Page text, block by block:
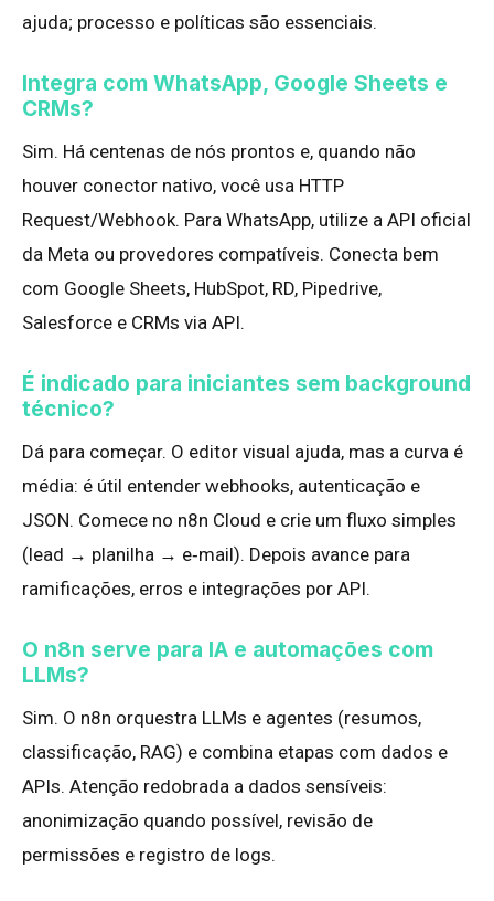
ajuda; processo e políticas são essenciais.
Integra com WhatsApp, Google Sheets e
CRMs?
Sim. Há centenas de nós prontos e, quando não
houver conector nativo, você usa HTTP
Request/Webhook. Para WhatsApp, utilize a API oficial
da Meta ou provedores compatíveis. Conecta bem
com Google Sheets, HubSpot, RD, Pipedrive,
Salesforce e CRMs via API.
É indicado para iniciantes sem background
técnico?
Dá para começar. O editor visual ajuda, mas a curva é
média: é útil entender webhooks, autenticação e
JSON. Comece no n8n Cloud e crie um fluxo simples
(lead → planilha → e‑mail). Depois avance para
ramificações, erros e integrações por API.
O n8n serve para IA e automações com
LLMs?
Sim. O n8n orquestra LLMs e agentes (resumos,
classificação, RAG) e combina etapas com dados e
APIs. Atenção redobrada a dados sensíveis:
anonimização quando possível, revisão de
permissões e registro de logs.